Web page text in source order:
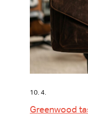
10. 4.
Greenwood